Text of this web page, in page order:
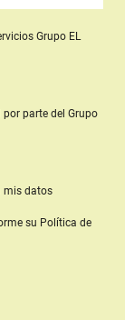
Grupo EL
por parte del Grupo
mis datos
su Política de